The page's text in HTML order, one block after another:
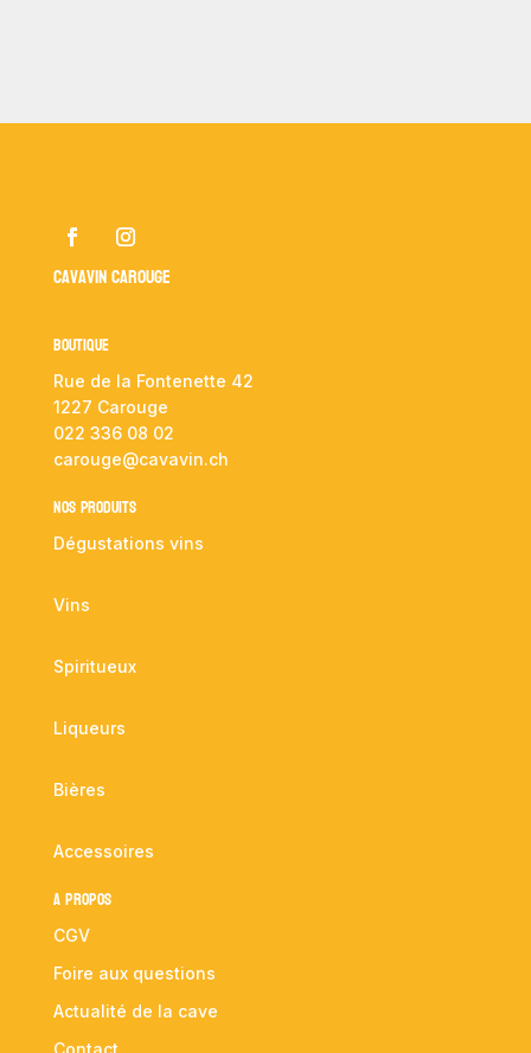
Cavavin Carouge
Boutique
Rue de la Fontenette 42
1227 Carouge
022 336 08 02
carouge@cavavin.ch
NOS PRODUITS
Dégustations vins
Vins
Spiritueux
Liqueurs
Bières
Accessoires
A propos
CGV
Foire aux questions
Actualité de la cave